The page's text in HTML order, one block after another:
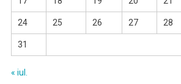
24 25 26 27 28
31
« iul.